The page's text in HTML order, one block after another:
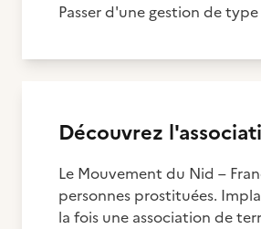
Passer d'une gestion de
Découvrez
Le Mouvement du Nid –
personnes prostituées.
la fois une association de